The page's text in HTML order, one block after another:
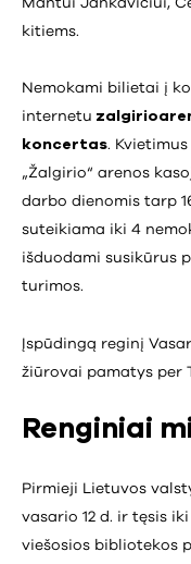
Mantui Jankavičiui,
kitiems.
Nemokami bilietai į
internetu
koncertas.
„Žalgirio“ arenos
darbo dienomis tarp
suteikiama iki 4
išduodami susikūrus
turimos.
Įspūdingą reginį
žiūrovai pamatys per
Renginiai
Pirmieji Lietuvos
vasario 12 d. ir tęsis
viešosios bibliotekos